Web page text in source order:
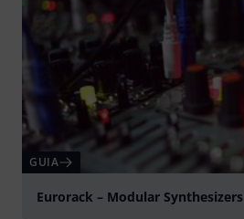
GUIA
Eurorack – Modular Synthesizers